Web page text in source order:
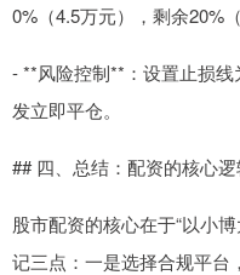
0%（4.5万元），剩余20%
- **风险控制**：设置止损
发立即平仓。
## 四、总结：配资的核心
股市配资的核心在于“以小
记三点：一是选择合规平台